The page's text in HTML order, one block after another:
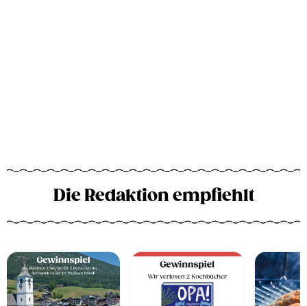
Die Redaktion empfiehlt